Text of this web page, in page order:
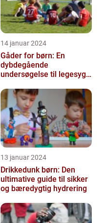
14 januar 2024
Gåder for børn: En
dybdegående
undersøgelse til legesyge
13 januar 2024
Drikkedunk børn: Den
ultimative guide til sikker
og bæredygtig hydrering